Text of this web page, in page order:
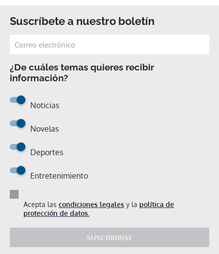
Suscríbete a nuestro boletín
¿De cuáles temas quieres recibir
información?
Noticias
Novelas
Deportes
Entretenimiento
Acepta las condiciones legales y la política de
protección de datos.
SUSCRIBIRSE